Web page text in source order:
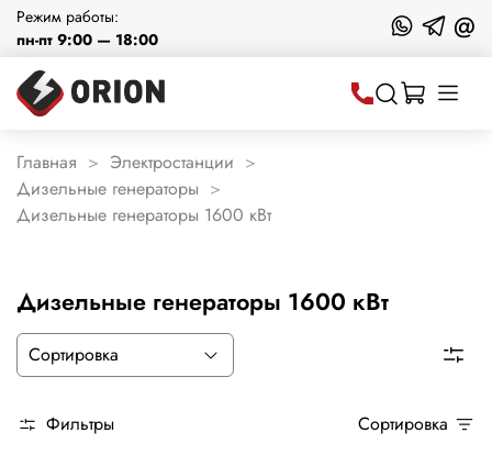
Режим работы:
пн-пт 9:00 — 18:00
@
Главная
Электростанции
Дизельные генераторы
Дизельные генераторы 1600 кВт
Дизельные генераторы 1600 кВт
Фильтры Сортировка